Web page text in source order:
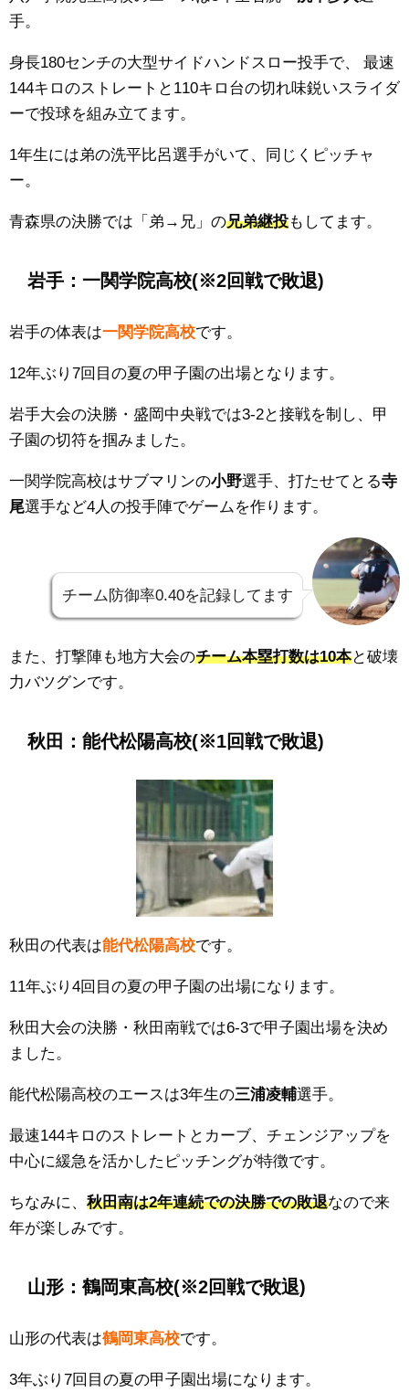
手。
身長180センチの大型サイドハンドスロー投手で、
最速
144キロのストレートと110キロ台の切れ味鋭いスライダ
ーで投球を組み立てます。
1年生には弟の洗平比呂選手がいて、同じくピッチャ
ー。
青森県の決勝では「弟→兄」の兄弟継投もしてます。
岩手：一関学院高校(※2回戦で敗退)
岩手の体表は一関学院高校です。
12年ぶり7回目の夏の甲子園の出場となります。
岩手大会の決勝・ 盛岡中央戦では3-2と接戦を制し、甲
子園の切符を掴みました。
一関学院高校はサブマリンの小野選手、打たせてとる寺
尾選手など4人の投手陣でゲームを作ります。
チーム防御率0.40を記録してます
また、打撃陣も地方大会のチーム本塁打数は10本と破壊
力バツグンです。
秋田：能代松陽高校(※1回戦で敗退)
秋田の代表は能代松陽高校です。
11年ぶり4回目の夏の甲子園の出場になります。
秋田大会の決勝・ 秋田南戦では6-3で甲子園出場を決め
ました。
能代松陽高校のエースは3年生の三浦凌輔選手。
最速144キロのストレートと カーブ、チェンジアップを
中心に緩急を活かしたピッチングが特徴です。
ちなみに、 秋田南は2年連続での決勝での敗退なので来
年が楽しみです。
山形：鶴岡東高校(※2回戦で敗退)
山形の代表は鶴岡東高校です。
3年ぶり7回目の夏の甲子園出場になります。